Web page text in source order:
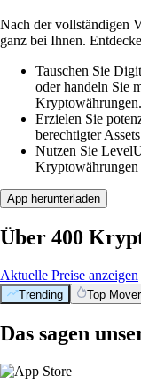
Nach der vollständigen
ganz bei Ihnen.
Tauschen Sie
oder handeln Sie
Kryptowährungen.
Erzielen Sie
berechtigter
Nutzen Sie
Kryptowährungen
App herunterladen
Über 400
Aktuelle Preise anzeigen
Trending Top
Das sagen